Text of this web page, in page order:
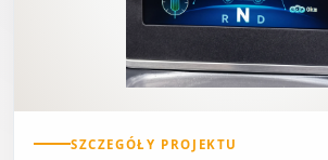
SZCZEGÓŁY PROJEKTU